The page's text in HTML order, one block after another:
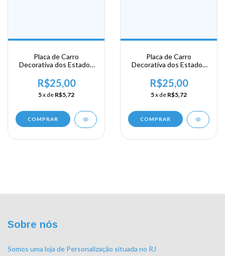
Placa de Carro
Decorativa dos Estados
New York - Long Island
R$25,00
5x de R$5,72
COMPRAR
Placa de Carro
Decorativa dos Estados
New York - Manhattan
R$25,00
5x de R$5,72
COMPRAR
Sobre nós
Somos uma loja de Personalização situada no RJ